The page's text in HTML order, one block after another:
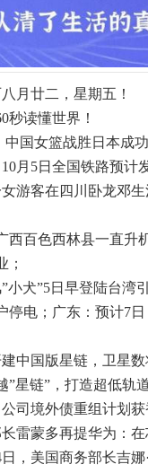
月廿二，星期五！
秒读懂世界！
中国女篮战胜日本成
月5日全国铁路预计
游客在四川卧龙邓
西百色西林县一直升
；
小犬”5日早登陆台湾
停电；广东：预计7
中国版星链，卫星
”星链”，打造超低轨
司境外债重组计划
雷蒙多再提华为：
，美国商务部长吉